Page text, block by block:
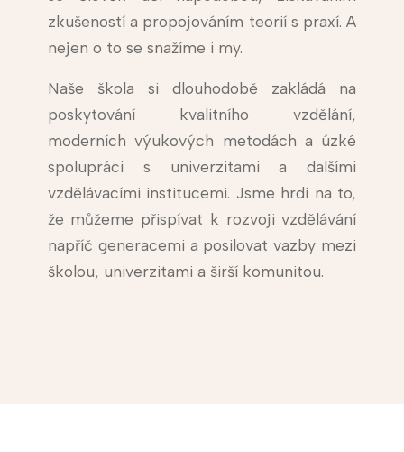
zkušeností a propojováním teorií s praxí. A
nejen o to se snažíme i my.
Naše škola si dlouhodobě zakládá na
poskytování kvalitního vzdělání,
moderních výukových metodách a úzké
spolupráci s univerzitami a dalšími
vzdělávacími institucemi. Jsme hrdí na to,
že můžeme přispívat k rozvoji vzdělávání
napříč generacemi a posilovat vazby mezi
školou, univerzitami a širší komunitou.